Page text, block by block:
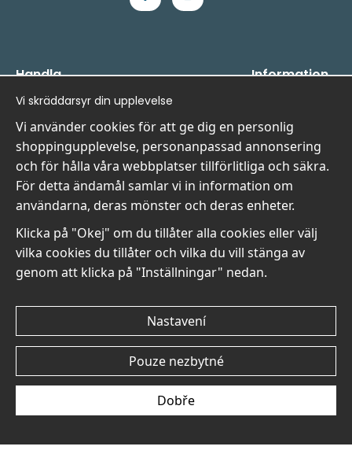
Handla
Kontakta oss
Villkor
- Returer och återbetalningar
- Leverans - enkelt, snabbt &amp; gratis
Om cookies
Mina favoriter
Information
FAQ
Získejte naše nejlepší nabídky a novinky!
E-
mailová
Et harum quidem rerum facilis est et expedita
distinctio
Vi skräddarsyr din upplevelse
Vi använder cookies för att ge dig en personlig
shoppingupplevelse, personanpassad annonsering
och för hålla våra webbplatser tillförlitliga och säkra.
För detta ändamål samlar vi in information om
användarna, deras mönster och deras enheter.
Klicka på "Okej" om du tillåter alla cookies eller välj
vilka cookies du tillåter och vilka du vill stänga av
genom att klicka på "Inställningar" nedan.
Nastavení
Pouze nezbytné
Dobře